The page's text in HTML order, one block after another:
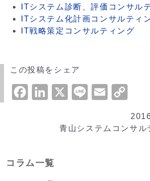
ITシステム診断、評価コンサル
ITシステム化計画コンサルティ
IT戦略策定コンサルティング
この投稿をシェア
Facebook
LinkedIn
X LineEmail
青山システムコンサル
コラム一覧